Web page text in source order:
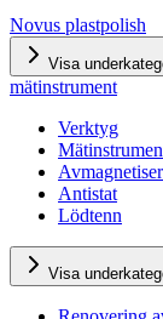
Novus plastpolish
Visa
mätinstrument
Verktyg
Antistat
Lödtenn
Visa